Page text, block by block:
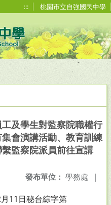
::: 桃園市立自強國民中學
及學生對監察院職權行
會演講活動、教育訓練
監察院派員前往宣講
發布單位： 學務處 |
11日秘台綜字第